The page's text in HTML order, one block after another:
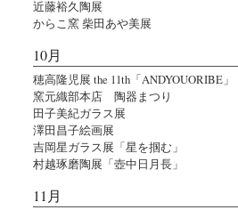
近藤裕久陶展
からこ窯 柴田あや美展
10月
穂高隆児展 the 11th「ANDYOUORIBE」
窯元織部本店 陶器まつり
田子美紀ガラス展
澤田昌子絵画展
吉岡星ガラス展「星を掴む」
村越琢磨陶展「壺中日月長」
11月